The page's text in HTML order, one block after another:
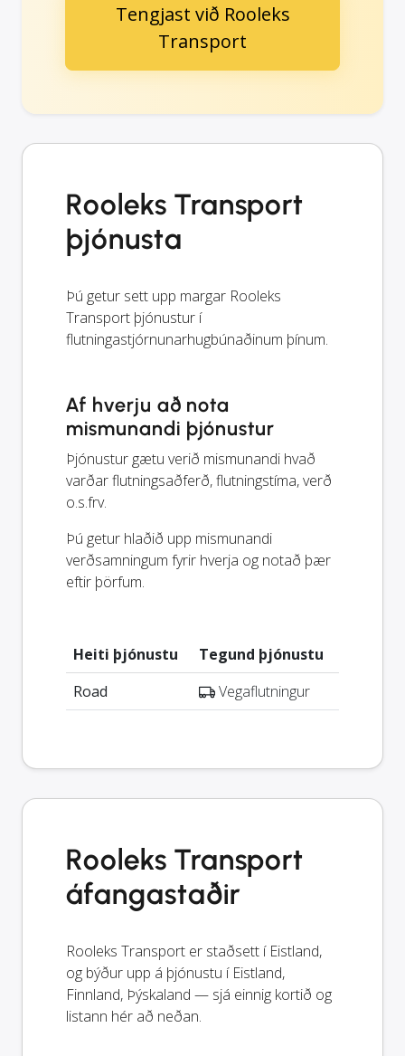
Tengjast við Rooleks
Transport
Rooleks Transport
þjónusta
Þú getur sett upp margar Rooleks
Transport þjónustur í
flutningastjórnunarhugbúnaðinum þínum.
Af hverju að nota
mismunandi þjónustur
Þjónustur gætu verið mismunandi hvað
varðar flutningsaðferð, flutningstíma, verð
o.s.frv.
Þú getur hlaðið upp mismunandi
verðsamningum fyrir hverja og notað þær
eftir þörfum.
Heiti þjónustu
Tegund þjónustu
Road
Vegaflutningur
Rooleks Transport
áfangastaðir
Rooleks Transport er staðsett í Eistland,
og býður upp á þjónustu í Eistland,
Finnland, Þýskaland — sjá einnig kortið og
listann hér að neðan.